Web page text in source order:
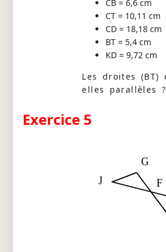
CB = 6,6 cm
CT = 10,11 cm
CD = 18,18 cm
BT = 5,4 cm
KD = 9,72 cm
Les droites (BT)
elles parallèles
Exercice 5
F
G
J